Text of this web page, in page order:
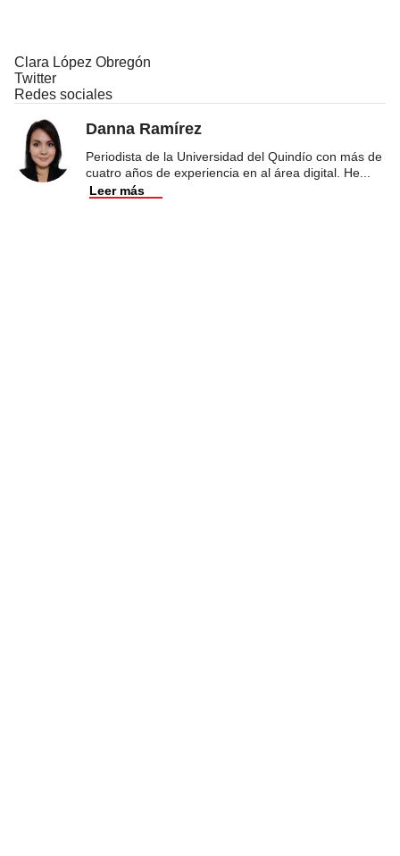
Clara López Obregón
Twitter
Redes sociales
Danna Ramírez
Periodista de la Universidad del Quindío con más de
cuatro años de experiencia en al área digital. He
Leer más